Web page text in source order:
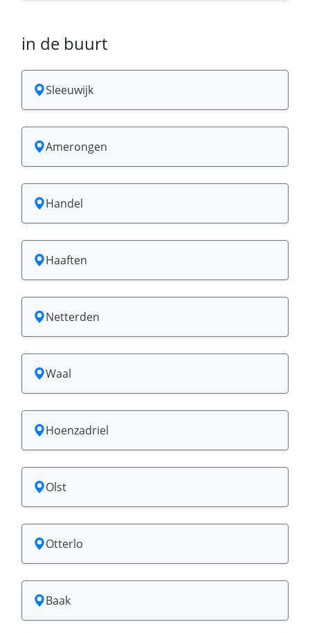
in de buurt
Sleeuwijk
Amerongen
Handel
Haaften
Netterden
Waal
Hoenzadriel
Olst
Otterlo
Baak